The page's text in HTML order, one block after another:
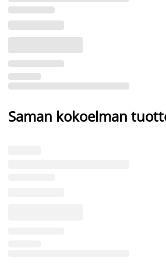
Saman kokoelman